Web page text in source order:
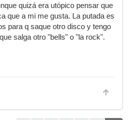
quizá era utópico pensar que
que a mi me gusta. La putada es
para q saque otro disco y tengo
salga otro "bells" o "la rock".